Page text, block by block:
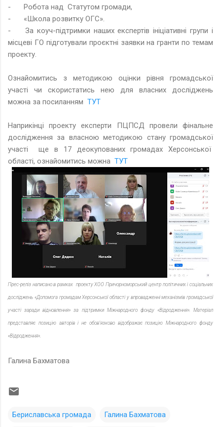
-
Робота над Статутом громади,
-
«Школа розвитку ОГС».
-
За коуч-підтримки наших експертів ініціативні групи і
місцеві ГО підготували проєктні заявки на гранти по темам
проекту.
Ознайомитись з методикою оцінки рівня громадської
участі чи скористатись нею для власних досліджень
можна за посиланням ТУТ
Наприкінці проекту експерти ПЦПСД провели фінальне
дослідження за власною методикою стану громадської
участі ще в 17 деокупованих громадах Херсонської
області, ознайомитись можна ТУТ
Прес-реліз написано в рамках проекту ХОО Причорноморський центр політичних і соціальних
досліджень «Допомога громадам Херсонської області у впровадженні механізмів громадської
участі заради відновлення» за підтримки Міжнародного фонду «Відродження». Матеріал
представляє позицію авторів і не обов’язково відображає позицію Міжнародного фонду
«Відродження».
Галина Бахматова
Бериславська громада Галина Бахматова